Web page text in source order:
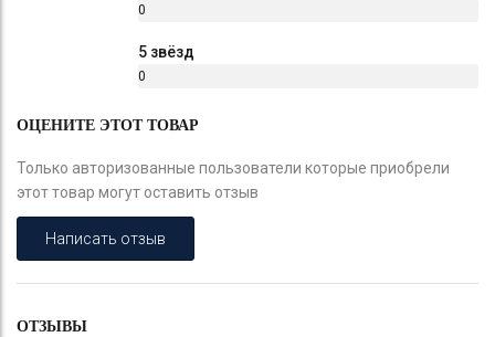
0
5 звёзд
0
ОЦЕНИТЕ ЭТОТ ТОВАР
Только авторизованные пользователи которые приобрели
этот товар могут оставить отзыв
Написать отзыв
ОТЗЫВЫ